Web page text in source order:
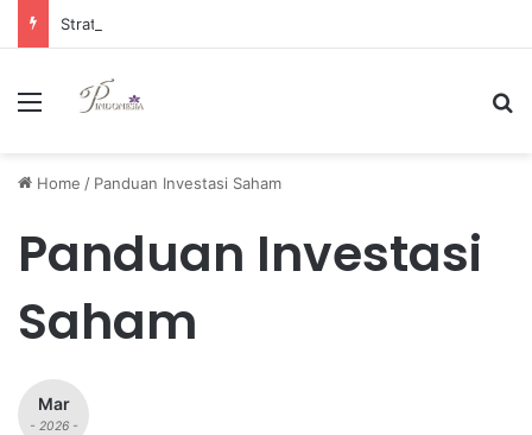
Menu
Home / Panduan Investasi Saham
Panduan Investasi
Saham
Mar
- 2026 -